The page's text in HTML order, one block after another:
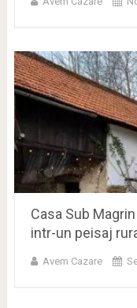
Casa Sub
intr-un peisaj
Avem Cazare